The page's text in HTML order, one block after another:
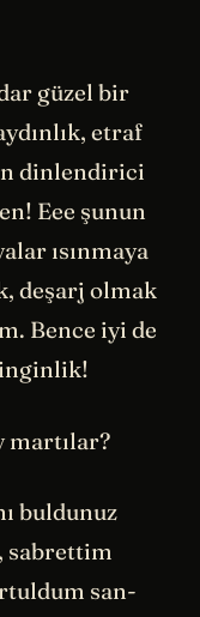
güzel bir
etraf
dinlendirici
Eee şunun
ısınmaya
deşarj olmak
Bence iyi de
martılar?
buldunuz
sabrettim
san-